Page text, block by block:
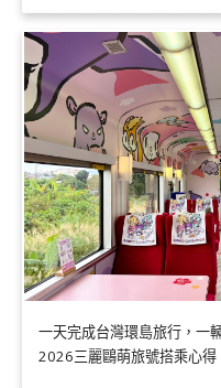
一天完成台灣環島旅行，一
2026三麗鷗萌旅號搭乘心